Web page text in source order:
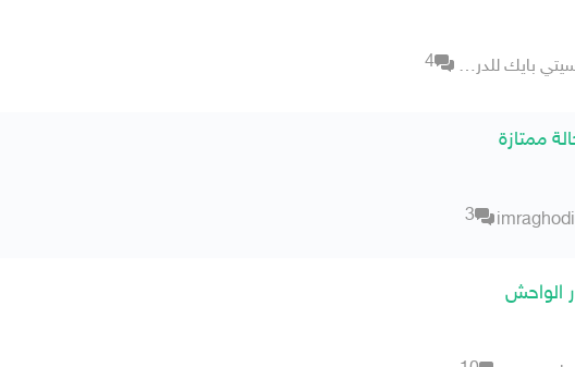
سيتي بايك للدراجات النارية 4
imraghodi
3